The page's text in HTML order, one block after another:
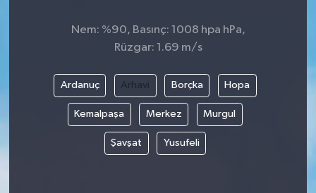
Nem: %90, Basınç: 1008 hpa hPa,
Rüzgar: 1.69 m/s
Ardanuç Arhavi Borçka Hopa
Kemalpaşa Merkez Murgul
Şavşat Yusufeli